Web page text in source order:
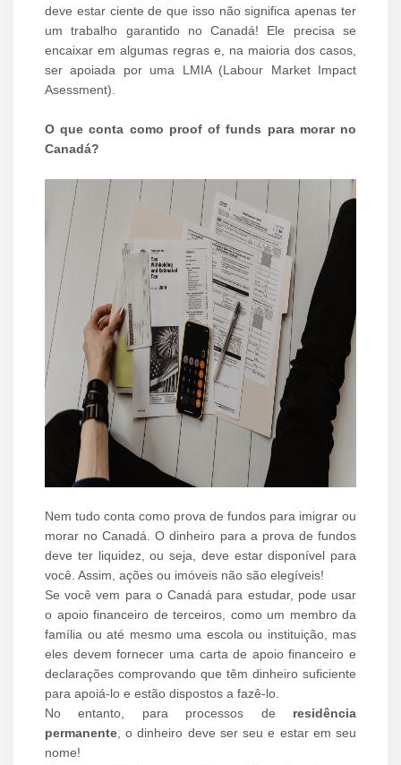
deve estar ciente de que isso não significa apenas ter
um trabalho garantido no Canadá! Ele precisa se
encaixar em algumas regras e, na maioria dos casos,
ser apoiada por uma LMIA (Labour Market Impact
Asessment).
O que conta como proof of funds para morar no
Canadá?
Nem tudo conta como prova de fundos para imigrar ou
morar no Canadá. O dinheiro para a prova de fundos
deve ter liquidez, ou seja, deve estar disponível para
você. Assim, ações ou imóveis não são elegíveis!
Se você vem para o Canadá para estudar, pode usar
o apoio financeiro de terceiros, como um membro da
família ou até mesmo uma escola ou instituição, mas
eles devem fornecer uma carta de apoio financeiro e
declarações comprovando que têm dinheiro suficiente
para apoiá-lo e estão dispostos a fazê-lo.
No entanto, para processos de residência
permanente, o dinheiro deve ser seu e estar em seu
nome!